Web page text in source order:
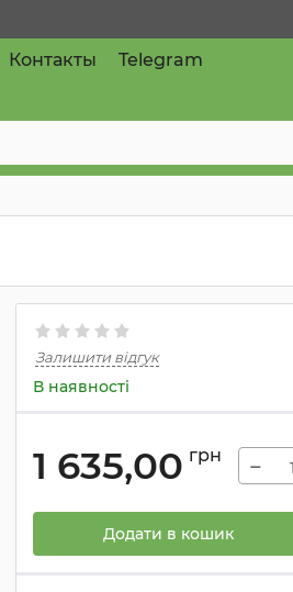
Контакты
Telegram
Залишити відгук
В наявності
1 635,00 грн −
Додати в кошик